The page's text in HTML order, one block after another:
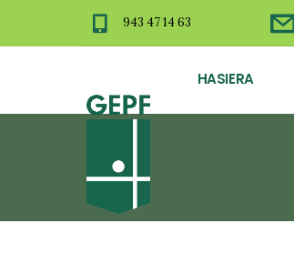
943 47 14 63
HASIERA